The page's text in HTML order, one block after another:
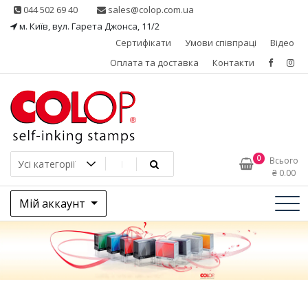
Skip 044 502 69 40
sales@colop.com.ua
м. Київ, вул. Гарета Джонса, 11/2
Сертифікати
Умови співпраці
Відео
Оплата та доставка
Контакти
КОЛОП – ексклюзивний
представник в Україні
одного з провідних
виробників штемпельної
продукції, австрійської
0
Всього
₴ 0.00
Мій аккаунт